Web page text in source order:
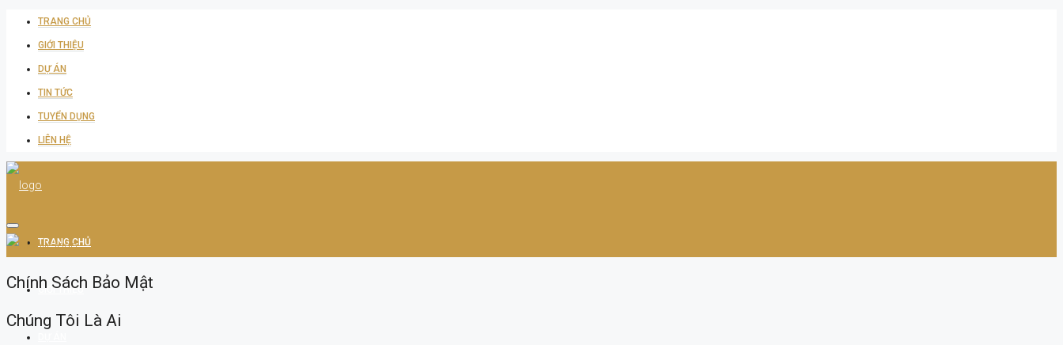
TRANG CHỦ
GIỚI THIỆU
DỰ ÁN
TIN TỨC
TUYỂN DỤNG
LIÊN HỆ
TRANG CHỦ
GIỚI THIỆU
Chính Sách Bảo Mật
Chúng Tôi Là Ai